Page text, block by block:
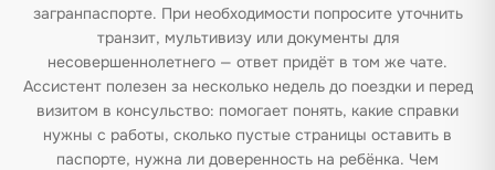
загранпаспорте. При необходимости попросите уточнить
транзит, мультивизу или документы для
несовершеннолетнего — ответ придёт в том же чате.
Ассистент полезен за несколько недель до поездки и перед
визитом в консульство: помогает понять, какие справки
нужны с работы, сколько пустые страницы оставить в
паспорте, нужна ли доверенность на ребёнка. Чем